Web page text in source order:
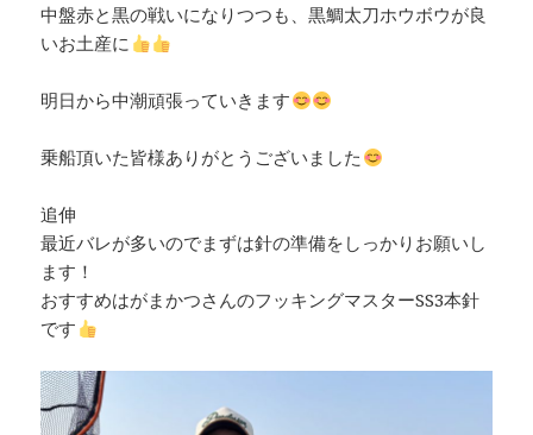
中盤赤と黒の戦いになりつつも、黒鯛太刀ホウボウが良
いお土産に
明日から中潮頑張っていきます
乗船頂いた皆様ありがとうございました
追伸
最近バレが多いのでまずは針の準備をしっかりお願いし
ます！
おすすめはがまかつさんのフッキングマスターSS3本針
です